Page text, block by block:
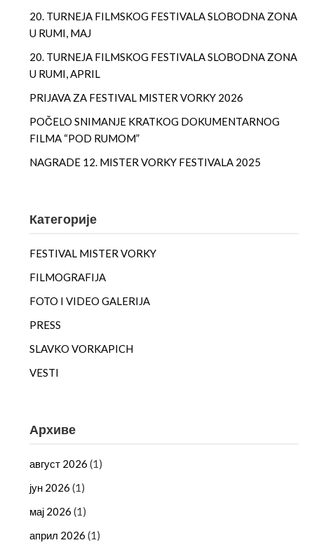
20. TURNEJA FILMSKOG FESTIVALA SLOBODNA ZONA
U RUMI, MAJ
20. TURNEJA FILMSKOG FESTIVALA SLOBODNA ZONA
U RUMI, APRIL
PRIJAVA ZA FESTIVAL MISTER VORKY 2026
POČELO SNIMANJE KRATKOG DOKUMENTARNOG
FILMA “POD RUMOM”
NAGRADE 12. MISTER VORKY FESTIVALA 2025
Категорије
FESTIVAL MISTER VORKY
FILMOGRAFIJA
FOTO I VIDEO GALERIJA
PRESS
SLAVKO VORKAPICH
VESTI
Архиве
август 2026 (1)
јун 2026 (1)
мај 2026 (1)
април 2026 (1)